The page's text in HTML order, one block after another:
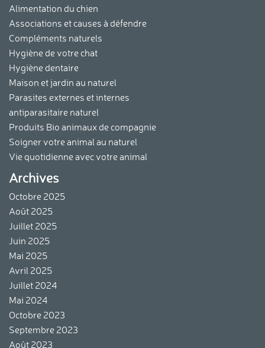
Alimentation du chien
Associations et causes à défendre
Compléments naturels
Hygiène de votre chat
Hygiène dentaire
Maison et jardin au naturel
Parasites externes et internes
antiparasitaire naturel
Produits Bio animaux de compagnie
Soigner votre animal au naturel
Vie quotidienne avec votre animal
Archives
Octobre 2025
Août 2025
Juillet 2025
Juin 2025
Mai 2025
Avril 2025
Juillet 2024
Mai 2024
Octobre 2023
Septembre 2023
Août 2023
Continuer sans accepter
La protection de votre vie privée
et le respect de vos droits sont
importants pour nous.
Nous utilisons des cookies nécessaires au
bon fonctionnement de notre site internet. D’autres cookies peuvent
être utilisées pour optimiser votre expérience, diffuser des offres
personnalisées ou réaliser des analyses. Vous pouvez modifier vos
cliquant sur « Je choisis ».
Voici pourquoi nous utilisons des cookies.
Mesure d'audience & Analytics